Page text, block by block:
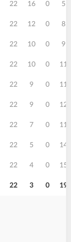
22 16 0 5
22 12 0 8
22 10 0 9
22 10 0 11
22 9 0 11
22 9 0 12
22 7 0 11
22 5 0 14
22 4 0 15
22 3 0 19